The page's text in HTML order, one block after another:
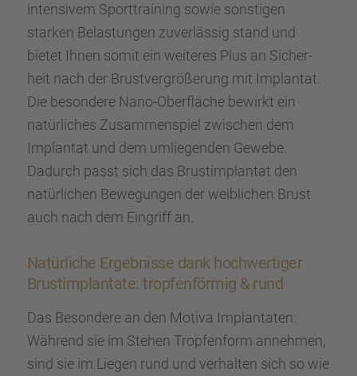
inten­si­vem Sport­trai­ning sowie sonsti­gen
starken Belas­tun­gen zuver­läs­sig stand und
bietet Ihnen somit ein weite­res Plus an Sicher­
heit nach der Brust­ver­grö­ße­rung mit Implan­tat.
Die beson­dere Nano-Oberflä­che bewirkt ein
natür­li­ches Zusam­men­spiel zwischen dem
Implan­tat und dem umlie­gen­den Gewebe.
Dadurch passt sich das Brust­im­plan­tat den
natür­li­chen Bewegun­gen der weibli­chen Brust
auch nach dem Eingriff an.
Natür­li­che Ergeb­nisse dank hochwer­ti­ger
Brust­im­plan­tate: tropfen­för­mig & rund
Das Beson­dere an den Motiva Implan­ta­ten:
Während sie im Stehen Tropfen­form anneh­men,
sind sie im Liegen rund und verhal­ten sich so wie